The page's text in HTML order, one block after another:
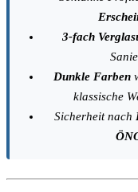
3-fach
Dunkle Farben
klassische
Sicherheit nach